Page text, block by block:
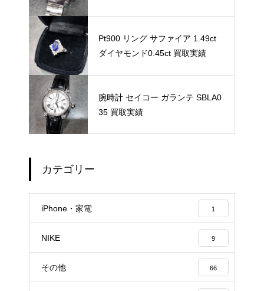
Pt900 リング サファイア 1.49ct
ダイヤモンド0.45ct 買取実績
腕時計 セイコー ガランテ SBLA0
35 買取実績
カテゴリー
iPhone・家電 1
NIKE 9
その他 66